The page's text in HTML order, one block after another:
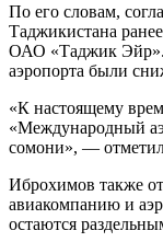
По его словам,
Таджикистана
ОАО «Таджик Эйр».
аэропорта были
«К настоящему
«Международный
сомони», —
Иброхимов также
авиакомпанию и
остаются